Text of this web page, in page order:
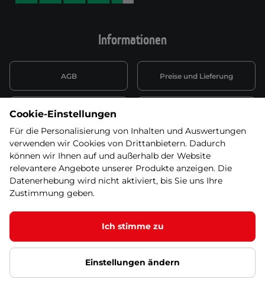
Informationen
AGB Preise und Lieferung
Datenschutzerklärung
Wiederufsbelehrung mit Link
zum Formular
Batterieentsorgung
Informationen zu Elektro-
und Elektonikgeräten
Widerruf erklären
© 2026 SEVEN SPORT s.r.o Alle Rechte vorbehalten1
Datenschutzgrundsätze Google Datenschutz Google
Partnerseiten Cookie-Einstellungen
Cookie-Einstellungen
Für die Personalisierung von Inhalten und Auswertungen
verwenden wir Cookies von Drittanbietern. Dadurch
können wir Ihnen auf und außerhalb der Website
relevantere Angebote unserer Produkte anzeigen. Die
Datenerhebung wird nicht aktiviert, bis Sie uns Ihre
Zustimmung geben.
Ich stimme zu
Einstellungen ändern